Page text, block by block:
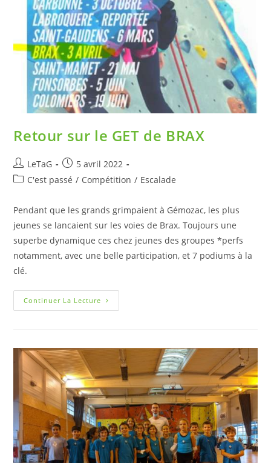
Retour sur le GET de BRAX
LeTaG
5 avril 2022
C'est passé / Compétition / Escalade
Pendant que les grands grimpaient à Gémozac, les plus
jeunes se lancaient sur les voies de Brax. Toujours une
superbe dynamique ces chez jeunes des groupes *perfs
notamment, avec une belle participation, et 7 podiums à la
clé.
Continuer La Lecture